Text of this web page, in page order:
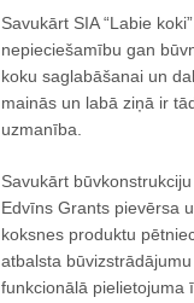
Savukārt SIA “Labie
nepieciešamību gan
koku saglabāšanai un
mainās un labā ziņā ir
uzmanība.
Savukārt
Edvīns Grants pievērsa
koksnes produktu
atbalsta
funkcionālā pielietojuma